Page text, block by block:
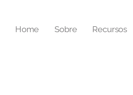
Home Sobre Recursos